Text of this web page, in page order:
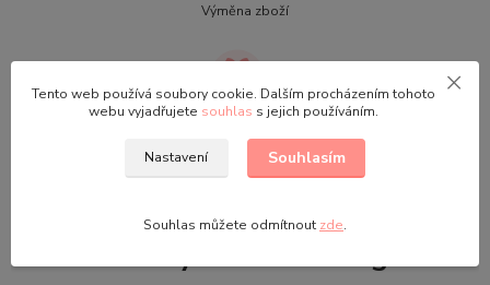
Výměna zboží
Slevový kupón na další nákup
Dárek k objednávce
Tento web používá soubory cookie. Dalším procházením tohoto
webu vyjadřujete souhlas s jejich používáním.
Nastavení Souhlasím
Souhlas můžete odmítnout zde.